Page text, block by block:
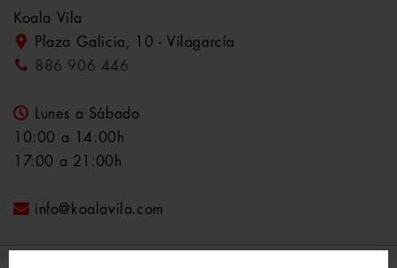
Koala Vila
Plaza Galicia, 10 - Vilagarcía
886 906 446
Lunes a Sábado
10:00 a 14:00h
17:00 a 21:00h
info@koalavila.com